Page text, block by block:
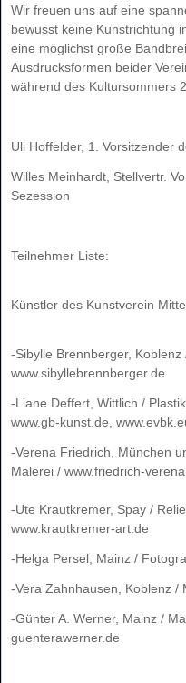
Wir freuen uns auf eine
bewusst keine Kunstrichtung
eine möglichst große
Ausdrucksformen beider
während des Kultursommers
Uli Hoffelder, 1. Vorsitzender
Willes Meinhardt, Stellvertr.
Sezession
Teilnehmer Liste:
Künstler des Kunstverein
-Sibylle Brennberger,
www.sibyllebrennberger.de
-Liane Deffert, Wittlich /
www.gb-kunst.de,
-Verena Friedrich, München
Malerei / www.friedrich-
-Ute Krautkremer, Spay /
www.krautkremer-art.de
-Helga Persel, Mainz /
-Vera Zahnhausen, Koblenz /
-Günter A. Werner, Mainz /
guenterawerner.de